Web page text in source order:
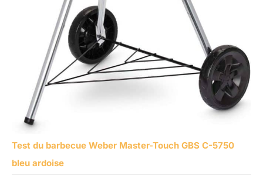
Test du barbecue Weber Master-Touch GBS C-5750
bleu ardoise